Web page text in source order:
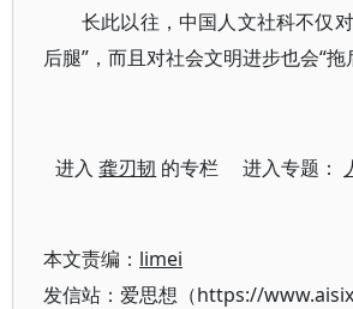
长此以往，中国人文社科不仅
后腿”，而且对社会文明进步也会“拖
进入龚刃韧 的专栏 进入专题：
本文责编： limei
发信站：爱思想（https://